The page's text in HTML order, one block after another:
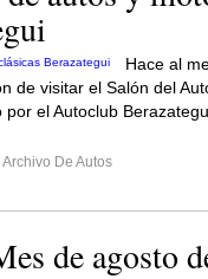
Hace al
de visitar el Salón del
por el Autoclub
Archivo De Autos
de agosto